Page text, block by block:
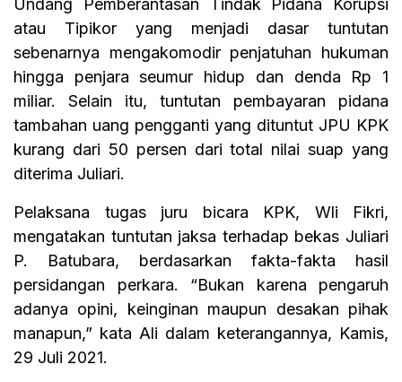
Undang Pemberantasan Tindak Pidana Korupsi
atau Tipikor yang menjadi dasar tuntutan
sebenarnya mengakomodir penjatuhan hukuman
hingga penjara seumur hidup dan denda Rp 1
miliar. Selain itu, tuntutan pembayaran pidana
tambahan uang pengganti yang dituntut JPU KPK
kurang dari 50 persen dari total nilai suap yang
diterima Juliari.
Pelaksana tugas juru bicara KPK, Wli Fikri,
mengatakan tuntutan jaksa terhadap bekas Juliari
P. Batubara, berdasarkan fakta-fakta hasil
persidangan perkara. “Bukan karena pengaruh
adanya opini, keinginan maupun desakan pihak
manapun,” kata Ali dalam keterangannya, Kamis,
29 Juli 2021.